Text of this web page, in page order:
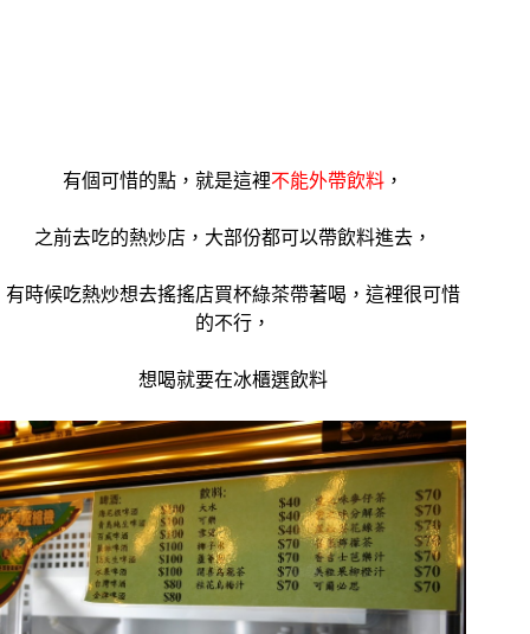
有個可惜的點，就是這裡不能外帶飲料 ，
之前去吃的熱炒店，大部份都可以帶飲料進去，
有時候吃熱炒想去搖搖店買杯綠茶帶著喝，這裡很可惜
的不行，
想喝就要在冰櫃選飲料